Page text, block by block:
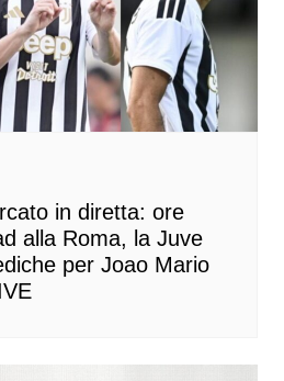
in diretta: ore
alla Roma, la Juve
per Joao Mario